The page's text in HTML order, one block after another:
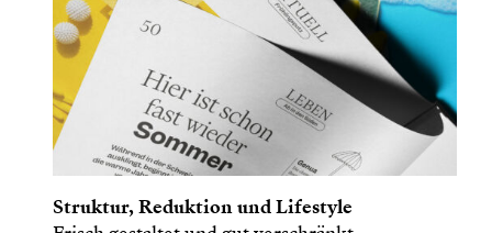
Struktur, Reduktion und Lifestyle